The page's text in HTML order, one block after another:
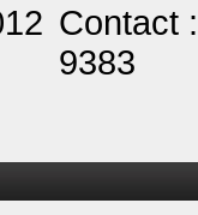
Contact
9383